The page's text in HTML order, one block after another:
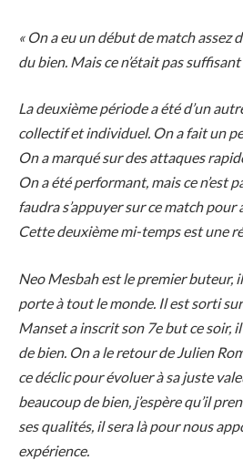
« On a eu un début de match assez
du bien. Mais ce n’était pas
La deuxième période a été d’un
collectif et individuel. On a fait un
On a marqué sur des attaques
On a été performant, mais ce n’est
faudra s’appuyer sur ce match pour
Cette deuxième mi-temps est une
Neo Mesbah est le premier buteur,
porte à tout le monde. Il est sorti
Manset a inscrit son 7e but ce soir,
de bien. On a le retour de Julien
ce déclic pour évoluer à sa juste
beaucoup de bien, j’espère qu’il
ses qualités, il sera là pour nous
expérience.